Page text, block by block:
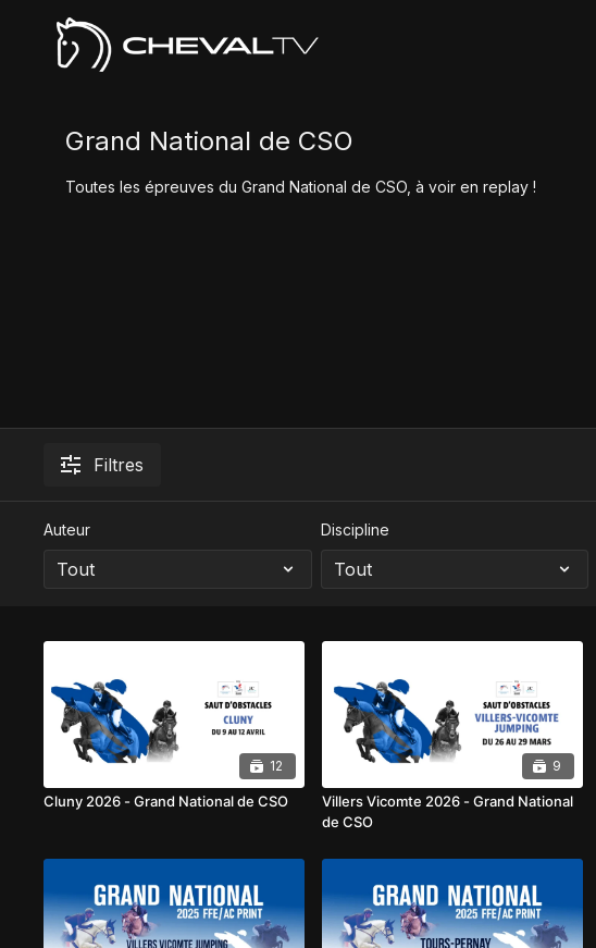
Grand National de CSO
Toutes les épreuves du Grand National de CSO, à voir en replay !
Filtres
Auteur Discipline
12
Cluny 2026 - Grand National de CSO
9
Villers Vicomte 2026 - Grand National
de CSO